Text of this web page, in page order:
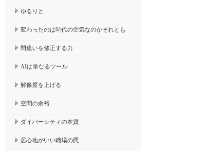
ゆるりと
変わったのは時代の空気なのかそれとも
間違いを修正する力
AIは単なるツール
解像度を上げる
空間の余裕
ダイバーシティの本質
居心地がいい職場の罠